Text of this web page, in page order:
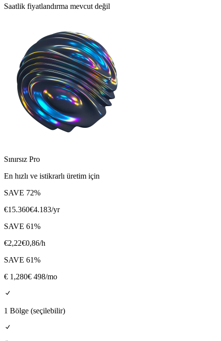
Saatlik fiyatlandırma mevcut değil
Sınırsız Pro
En hızlı ve istikrarlı üretim için
SAVE 72%
€15.360€4.183/yr
SAVE 61%
€2,22€0,86/h
SAVE 61%
€ 1,280€ 498/mo
1 Bölge (seçilebilir)